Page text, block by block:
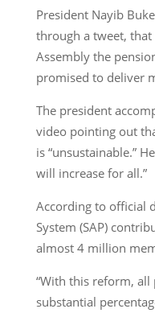
President Nayib
through a tweet,
Assembly the
promised to deliver
The president
video pointing out
is “unsustainable.”
will increase for all.”
According to official
System (SAP)
almost 4 million
“With this reform, all
substantial